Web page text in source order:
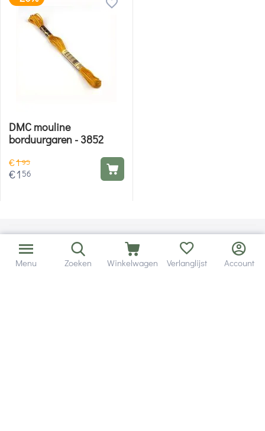
DMC mouline
borduurgaren - 3852
€195
€1 56
Menu Zoeken Winkelwagen Verlanglijst Account